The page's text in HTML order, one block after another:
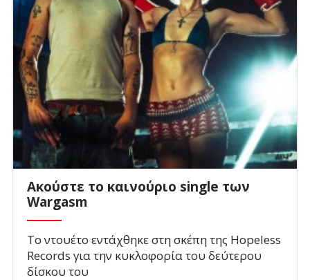
Ακούστε το καινούριο single των
Wargasm
To ντουέτο εντάχθηκε στη σκέπη της Hopeless
Records για την κυκλοφορία του δεύτερου
δίσκου του